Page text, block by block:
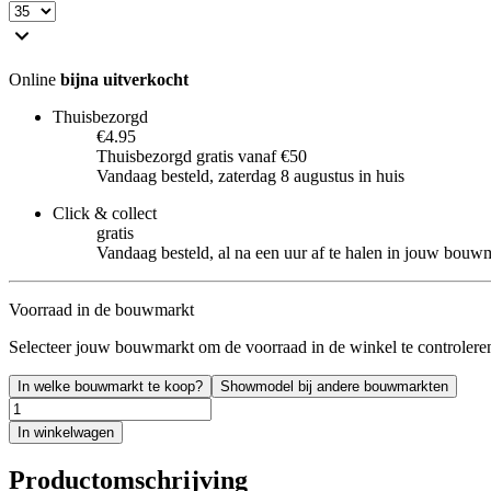
Online bijna uitverkocht
Thuisbezorgd
€4.95
Thuisbezorgd gratis vanaf €50
Vandaag besteld, zaterdag 8 augustus in huis
Click & collect
gratis
Vandaag besteld, al na een uur af te halen in jouw
Voorraad in de bouwmarkt
Selecteer jouw bouwmarkt om de voorraad in de winkel te
In welke bouwmarkt te koop? Showmodel bij andere bouwmarkten
In winkelwagen
Productomschrijving